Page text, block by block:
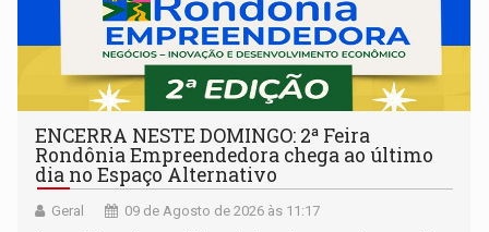
ENCERRA NESTE DOMINGO: 2ª Feira
Rondônia Empreendedora chega ao último
dia no Espaço Alternativo
Geral 09 de Agosto de 2026 às 11:17